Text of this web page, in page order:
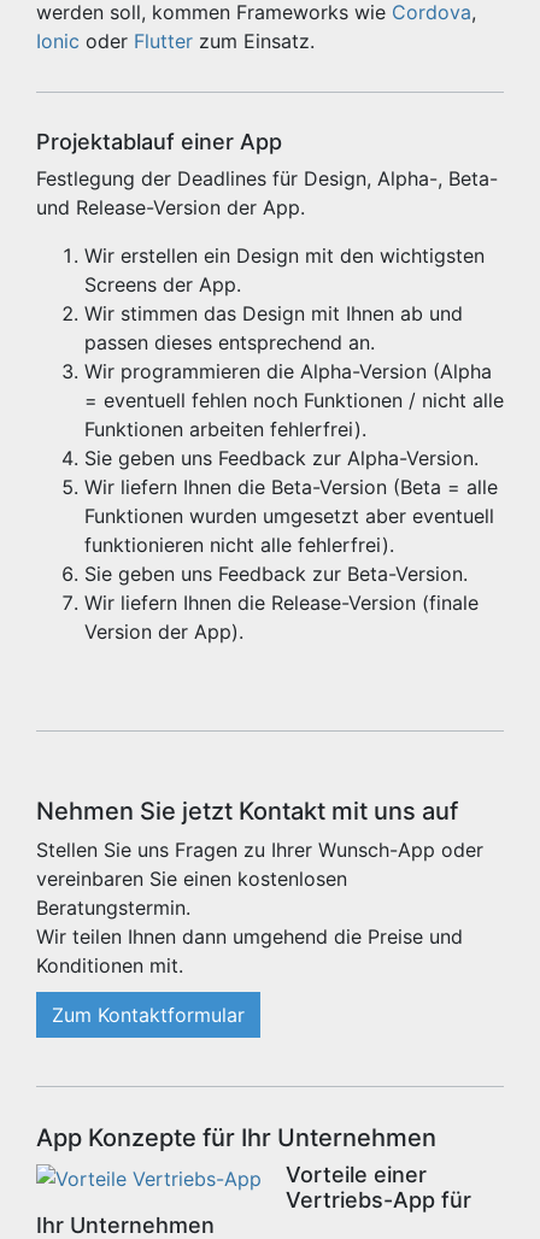
werden soll, kommen Frameworks wie Cordova,
Ionic oder Flutter zum Einsatz.
Projektablauf einer App
Festlegung der Deadlines für Design, Alpha-, Beta-
und Release-Version der App.
Wir erstellen ein Design mit den wichtigsten
Screens der App.
Wir stimmen das Design mit Ihnen ab und
passen dieses entsprechend an.
Wir programmieren die Alpha-Version (Alpha
= eventuell fehlen noch Funktionen / nicht alle
Funktionen arbeiten fehlerfrei).
Sie geben uns Feedback zur Alpha-Version.
Wir liefern Ihnen die Beta-Version (Beta = alle
Funktionen wurden umgesetzt aber eventuell
funktionieren nicht alle fehlerfrei).
Sie geben uns Feedback zur Beta-Version.
Wir liefern Ihnen die Release-Version (finale
Version der App).
Nehmen Sie jetzt Kontakt mit uns auf
Stellen Sie uns Fragen zu Ihrer Wunsch-App oder
vereinbaren Sie einen kostenlosen
Beratungstermin.
Wir teilen Ihnen dann umgehend die Preise und
Konditionen mit.
Zum Kontaktformular
App Konzepte für Ihr Unternehmen
Vorteile einer
Vertriebs-App für
Ihr Unternehmen